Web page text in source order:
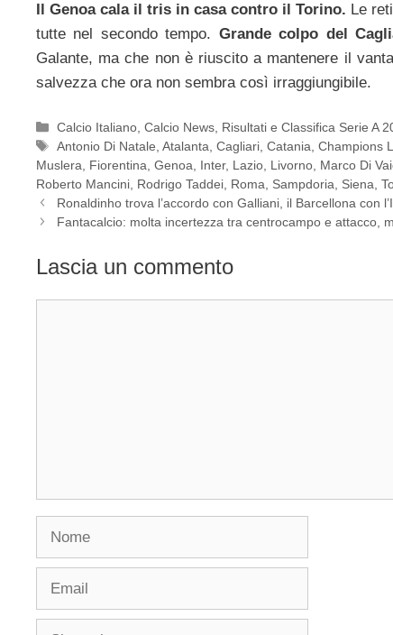
Il Genoa cala il tris in casa contro il Torino. Le
tutte nel secondo tempo. Grande colpo del
Galante, ma che non è riuscito a mantenere il
salvezza che ora non sembra così irraggiungibile.
Categorie
Calcio Italiano ,Calcio News Risultati e Classifica Serie A
Tag
Antonio Di Natale ,Atalanta ,Cagliari ,Catania ,Champions
Muslera
Fiorentina Genoa Inter, Lazio Livorno Marco Di
Roberto Mancini Rodrigo Taddei Roma Sampdoria Siena
Ronaldinho trova l’accordo con Galliani, il Barcellona con
Fantacalcio: molta incertezza tra centrocampo e attacco,
Lascia un commento
Nome
Email
Sito